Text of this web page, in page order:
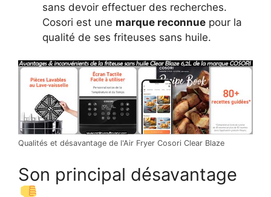
sans devoir effectuer des recherches.
Cosori est une marque reconnue pour la
qualité de ses friteuses sans huile.
Qualités et désavantage de l'Air Fryer Cosori Clear Blaze
Son principal désavantage